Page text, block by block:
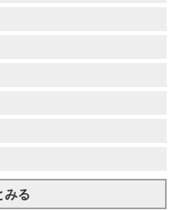
みる